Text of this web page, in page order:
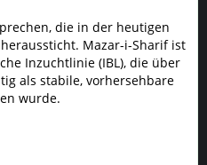
die in der heutigen
Mazar-i-Sharif ist
Inzuchtlinie (IBL), die über
als stabile, vorhersehbare
wurde.